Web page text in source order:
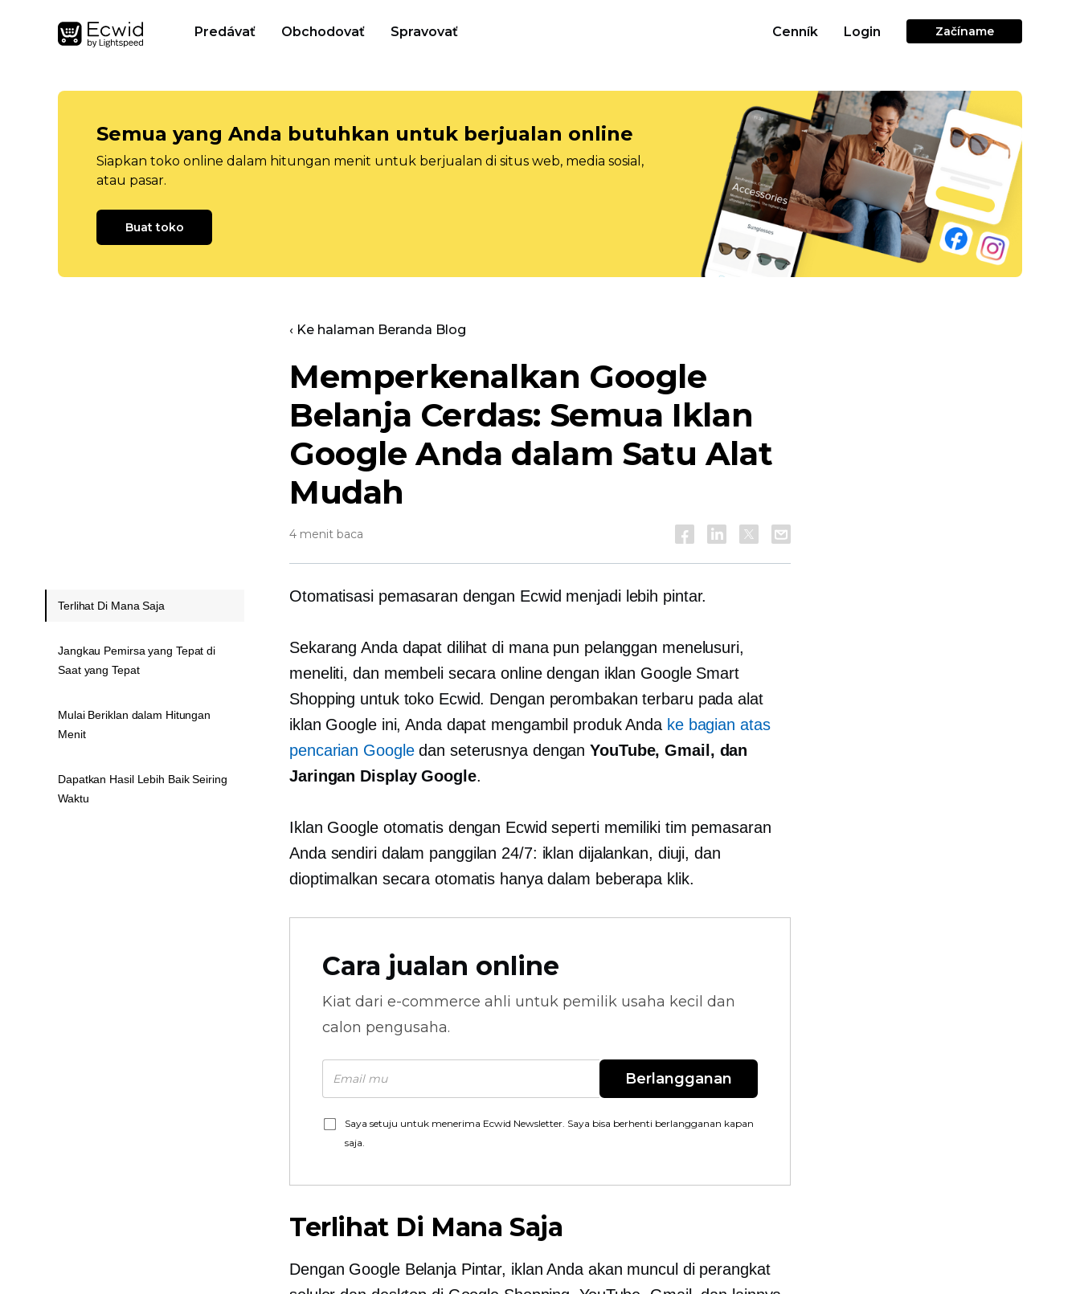
Predávať Obchodovať Spravovať Cenník Login Začíname
Semua yang Anda butuhkan untuk berjualan online
Siapkan toko online dalam hitungan menit untuk berjualan di situs web, media sosial,
atau pasar.
Buat toko
‹ Ke halaman Beranda Blog
Memperkenalkan Google
Belanja Cerdas: Semua Iklan
Google Anda dalam Satu Alat
Mudah
4 menit baca
Otomatisasi pemasaran dengan Ecwid menjadi lebih pintar.
Sekarang Anda dapat dilihat di mana pun pelanggan menelusuri,
meneliti, dan membeli secara online dengan iklan Google Smart
Shopping untuk toko Ecwid. Dengan perombakan terbaru pada alat
iklan Google ini, Anda dapat mengambil produk Anda ke bagian atas
pencarian Googledan seterusnya denganYouTube, Gmail, dan
Jaringan Display Google.
Iklan Google otomatis dengan Ecwid seperti memiliki tim pemasaran
Anda sendiri dalam panggilan 24/7: iklan dijalankan, diuji, dan
dioptimalkan secara otomatis hanya dalam beberapa klik.
Cara jualan online
Kiat dari e-commerce ahli untuk pemilik usaha kecil dan
calon pengusaha.
Berlangganan
Saya setuju untuk menerima Ecwid Newsletter. Saya bisa berhenti berlangganan kapan
saja.
Terlihat Di Mana Saja
Dengan Google Belanja Pintar, iklan Anda akan muncul di perangkat
Terlihat Di Mana Saja
Jangkau Pemirsa yang Tepat di
Saat yang Tepat
Mulai Beriklan dalam Hitungan
Menit
Dapatkan Hasil Lebih Baik Seiring
Waktu